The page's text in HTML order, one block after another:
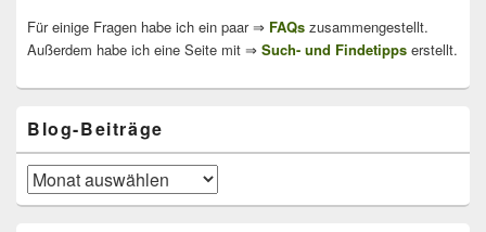
Für einige Fragen habe ich ein paar ⇒ FAQs zusammengestellt.
Außerdem habe ich eine Seite mit ⇒ Such- und Findetipps erstellt.
Blog-Beiträge
Blog-
Beiträge